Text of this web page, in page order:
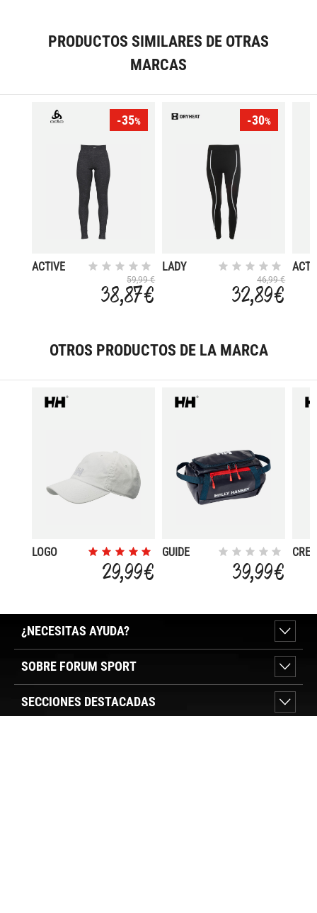
PRODUCTOS SIMILARES DE OTRAS
MARCAS
-35%
ACTIVE
59,99 €
38,87 €
-30%
LADY
46,99 €
32,89 €
OTROS PRODUCTOS DE LA MARCA
LOGO
29,99 €
GUIDE
39,99 €
¿NECESITAS AYUDA?
SOBRE FORUM SPORT
SECCIONES DESTACADAS